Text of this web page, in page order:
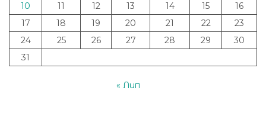
10
11 12 13 14 15
16
17
18 19 20 21 22
23
24
25 26 27 28 29
30
31
« Лип